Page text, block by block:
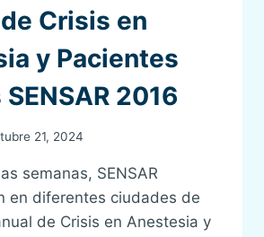
Crisis en
y Pacientes
2016
21, 2024
semanas, SENSAR
en diferentes ciudades de
de Crisis en Anestesia y